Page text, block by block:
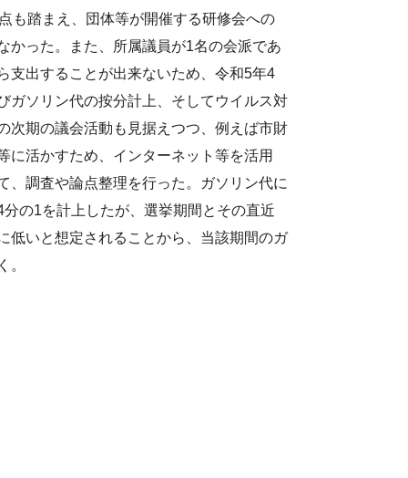
も踏まえ、団体等が開催する研修会への
かった。また、所属議員が1名の会派であ
支出することが出来ないため、令和5年4
ガソリン代の按分計上、そしてウイルス対
次期の議会活動も見据えつつ、例えば市財
に活かすため、インターネット等を活用
、調査や論点整理を行った。ガソリン代に
の1を計上したが、選挙期間とその直近
低いと想定されることから、当該期間のガ
。